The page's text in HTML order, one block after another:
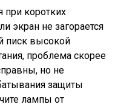
при коротких
экран не загорается
писк высокой
проблема скорее
но не
защиты
лампы от